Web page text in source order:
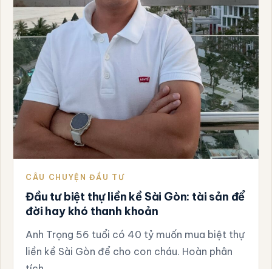
CÂU CHUYỆN ĐẦU TƯ
Đầu tư biệt thự liền kề Sài Gòn: tài sản để
đời hay khó thanh khoản
Anh Trọng 56 tuổi có 40 tỷ muốn mua biệt thự
liền kề Sài Gòn để cho con cháu. Hoàn phân